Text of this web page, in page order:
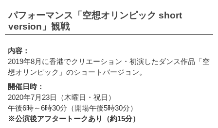
パフォーマンス「空想オリンピック short
version」観戦
内容：
2019年8月に香港でクリエーション・初演したダンス作品「空
想オリンピック」のショートバージョン。
開催日時：
2020年7月23日（木曜日・祝日）
午後6時～6時30分（開場午後5時30分）
※公演後アフタートークあり（約15分）